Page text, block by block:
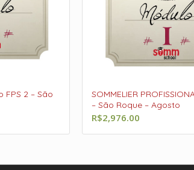
FPS 2 – São
SOMMELIER
– São Roque – Agosto
R$2,976.00